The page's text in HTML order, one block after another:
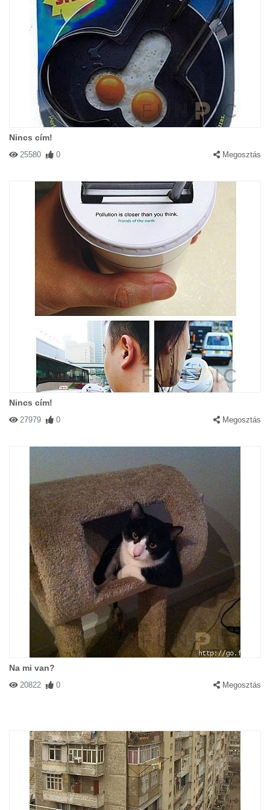
#147617 Bungle|2011-03-04 14:07:15| Válasz
Talált. :) Még pár hasonló kép:
http://funpic.hu/hu/kategoriak/cicak/36163_kep
http://funpic.hu/hu/kategoriak/cicak/33531_kep
http://funpic.hu/hu/kategoriak/cicak/33016_kep
http://funpic.hu/hu/kategoriak/allat-sag-ok/29753_kep
Előzmény: Vogel Zsigmond(#147614)
#147618 Vogel Zsigmond 2011-03-04 14:39:10| Válasz
De ez most az akar lenni, hogy Can I Have Poland ? Csak
macskanyelven ? Tudom fafeju vagyok, de akkor sem vagyok
meg ebben biztos :)
Előzmény: Bungle(#147617)
Nincs cím!
25580 0 Megosztás
Nincs cím!
27979 0 Megosztás
Na mi van?
20822 0 Megosztás